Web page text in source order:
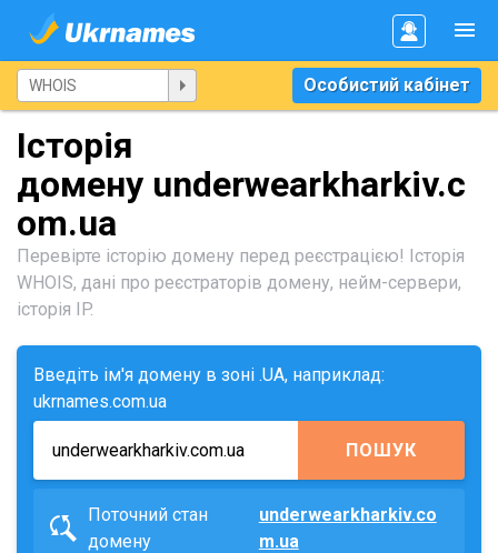
Особистий кабінет
Історія
домену underwearkharkiv.c
om.ua
Перевірте історію домену перед реєстрацією! Історія
WHOIS, дані про реєстраторів домену, нейм-сервери,
історія IP.
Введіть ім'я домену в зоні .UA, наприклад:
ukrnames.com.ua
ПОШУК
Поточний стан
домену
underwearkharkiv.co
m.ua